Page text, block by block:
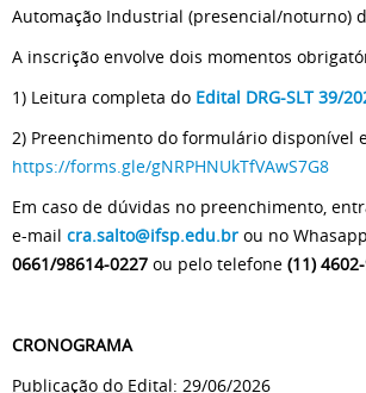
Automação Industrial (presencial/noturno)
A inscrição envolve dois momentos
1) Leitura completa do Edital DRG-SLT 39/
2) Preenchimento do formulário disponível
https://forms.gle/gNRPHNUkTfVAwS7G8
Em caso de dúvidas no preenchimento,
e-mail cra.salto@ifsp.edu.br ou no Whasapp
0661/98614-0227 ou pelo telefone (11)
CRONOGRAMA
Publicação do Edital: 29/06/2026